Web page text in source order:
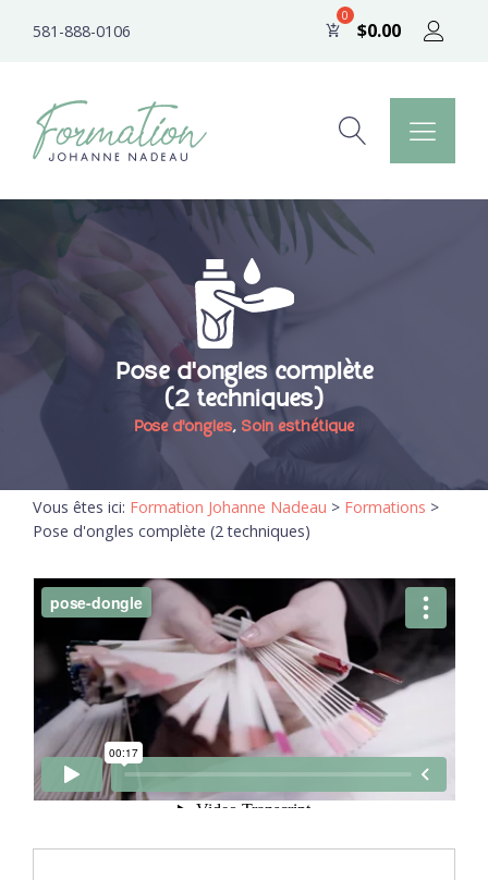
581-888-0106 $0.00
Pose d'ongles complète
(2 techniques)
Pose d'ongles, Soin esthétique
Vous êtes ici: Formation Johanne Nadeau > Formations >
Pose d'ongles complète (2 techniques)